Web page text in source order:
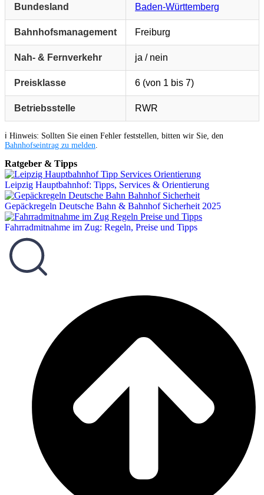
Bundesland Baden-Württemberg
Bahnhofsmanagement Freiburg
Nah- & Fernverkehr ja / nein
Preisklasse 6 (von 1 bis 7)
Betriebsstelle RWR
ℹ️ Hinweis: Sollten Sie einen Fehler feststellen, bitten wir Sie, den
Bahnhofseintrag zu melden
Ratgeber & Tipps
Leipzig Hauptbahnhof: Tipps, Services & Orientierung
Gepäckregeln Deutsche Bahn & Bahnhof Sicherheit 2025
Fahrradmitnahme im Zug: Regeln, Preise und Tipps